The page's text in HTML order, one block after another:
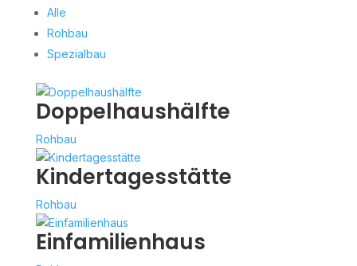
Alle
Rohbau
Spezialbau
Doppelhaushälfte
Rohbau
Kindertagesstätte
Rohbau
Einfamilienhaus